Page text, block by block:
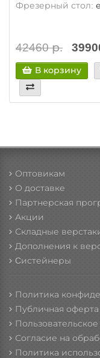
Фрезерный стол:
42460 р.
В корзину
Оптовикам
О доставке
Партнерская
Акции
Складные
Дополнения к
Cистейнеры
Политика
Публичная оферта
Согласие на
Политика